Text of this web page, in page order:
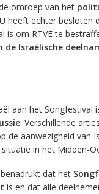
omroep van het
heeft echter besloten
is om RTVE te
de Israëlische
aan het Songfestival
. Verschillende
de aanwezigheid van
in het Midden-
dat het
is en dat alle